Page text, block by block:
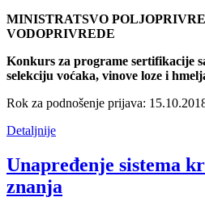
MINISTRATSVO
VODOPRIVREDE
Konkurs za programe sertifikacije
selekciju voćaka, vinove loze i
Rok za podnošenje prijava:
Detaljnije
Unapređenje sistema
znanja